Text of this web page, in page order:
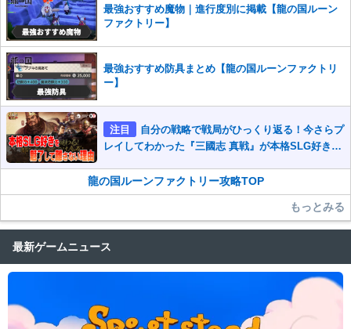
最強おすすめ魔物｜進行度別に掲載【龍の国ルーン
ファクトリー】
最強おすすめ防具まとめ【龍の国ルーンファクトリ
ー】
注目
自分の戦略で戦局がひっくり返る！今さらプ
レイしてわかった『三國志 真戦』が本格SLG好きを
龍の国ルーンファクトリー攻略TOP
もっとみる
最新ゲームニュース